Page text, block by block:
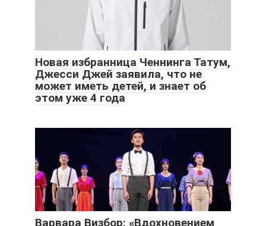
Новая избранница Ченнинга Татум,
Джесси Джей заявила, что не
может иметь детей, и знает об
этом уже 4 года
Варвара Визбор: «Вдохновением